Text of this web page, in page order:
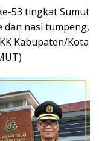
53 tingkat Sumut
nasi tumpeng,
Kabupaten/Kota